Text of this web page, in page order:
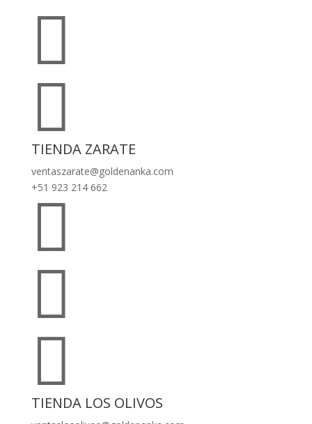


TIENDA ZARATE
ventaszarate@goldenanka.com
+51 923 214 662



TIENDA LOS OLIVOS